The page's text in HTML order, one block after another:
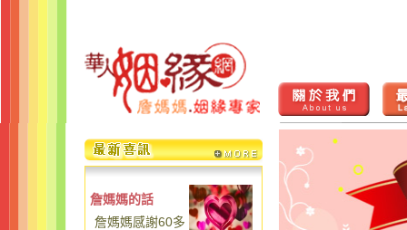
詹媽媽的話
詹媽媽感謝60多